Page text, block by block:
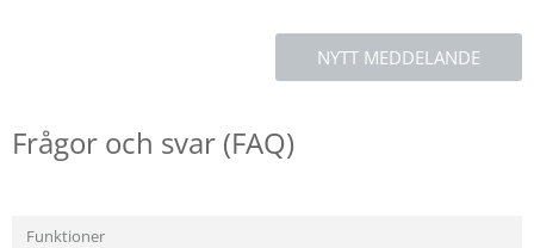
NYTT MEDDELANDE
Frågor och svar (FAQ)
Funktioner